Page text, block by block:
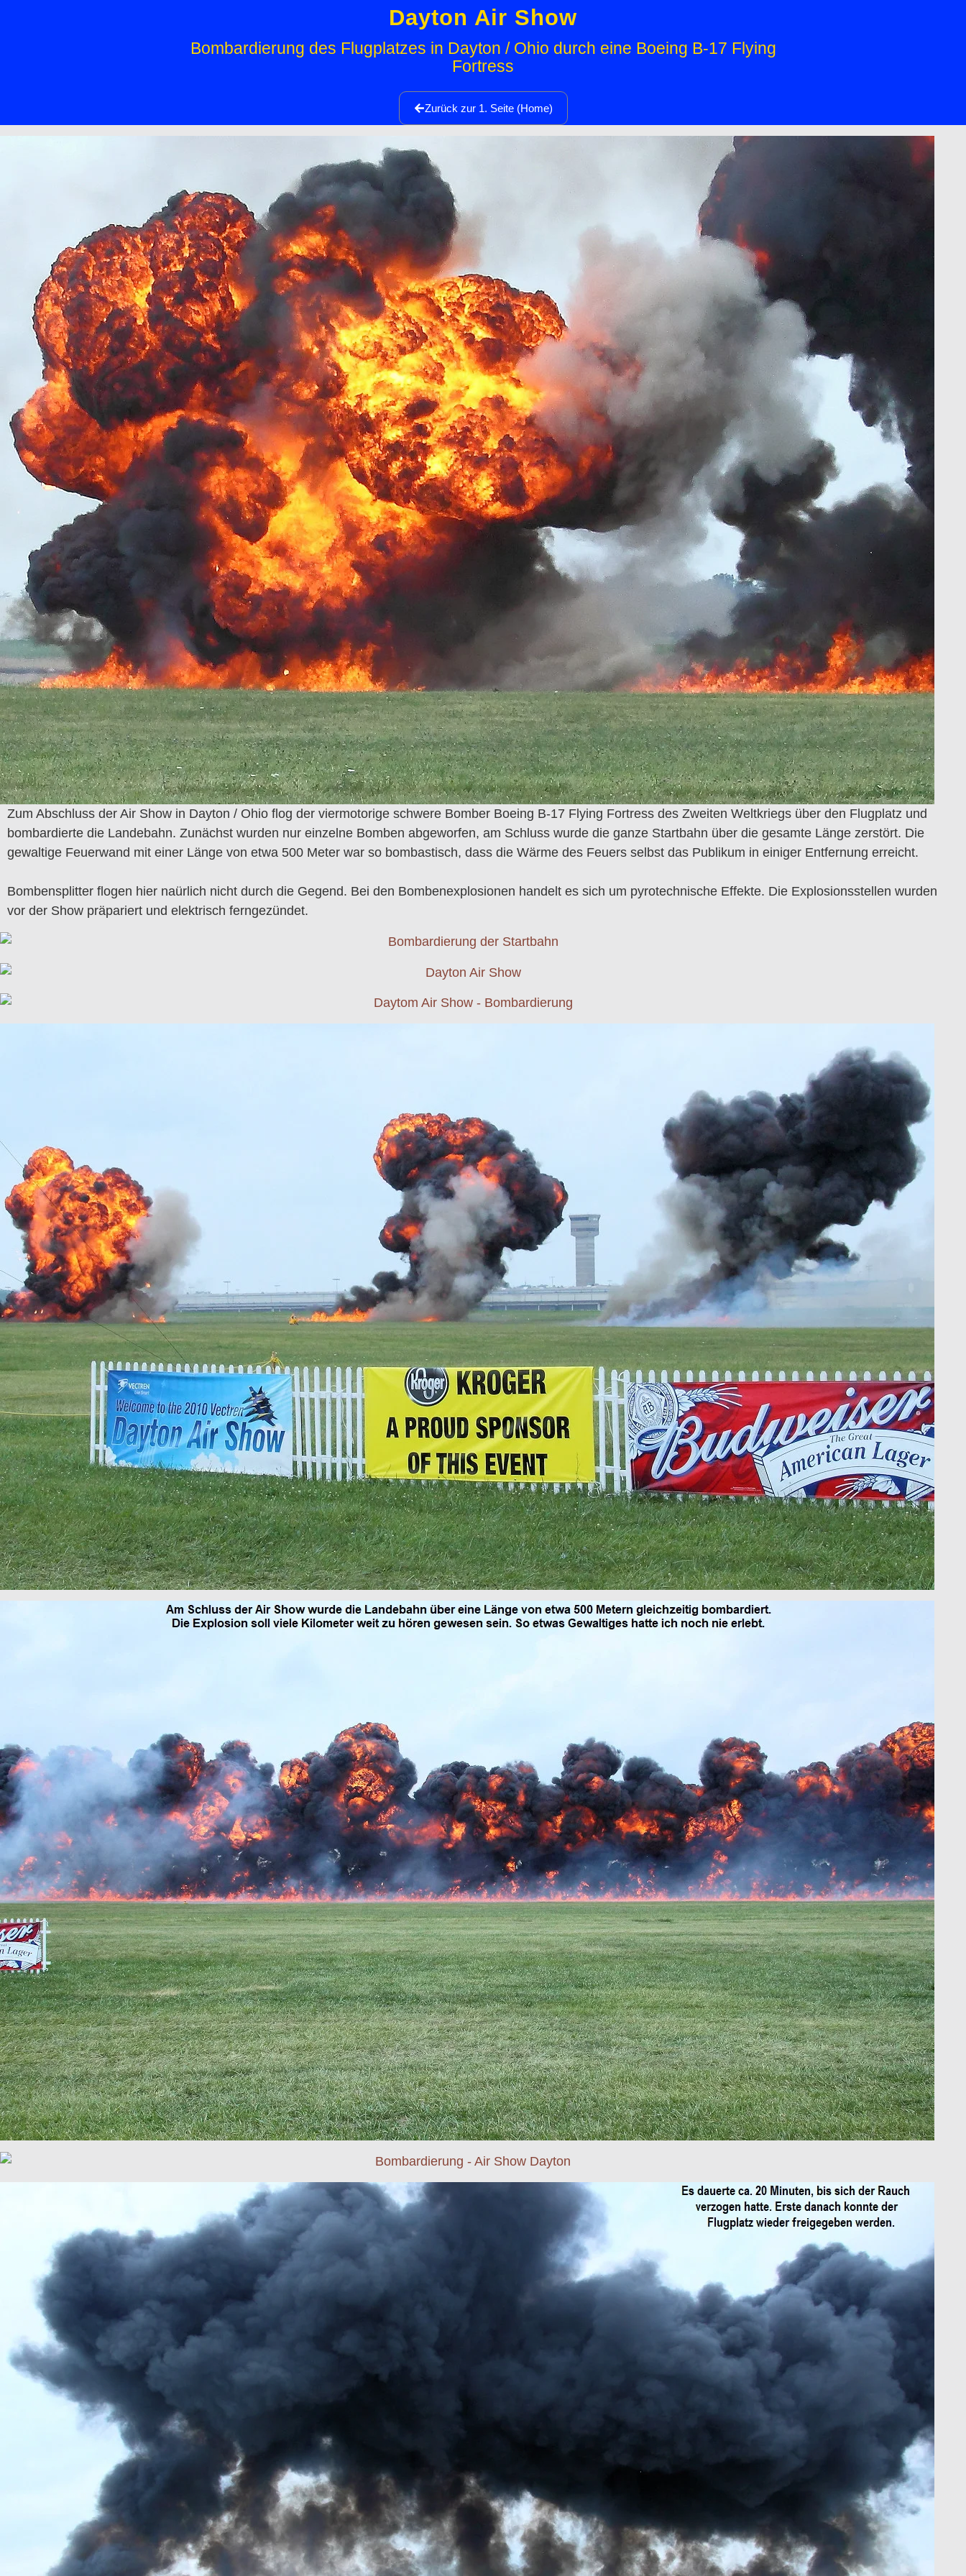
Dayton Air Show
Bombardierung des Flugplatzes in Dayton / Ohio durch eine Boeing B-17 Flying
Fortress
Zurück zur 1. Seite (Home)
Zum Abschluss der Air Show in Dayton / Ohio flog der viermotorige schwere Bomber Boeing B-17 Flying Fortress des Zweiten Weltkriegs über den Flugplatz und
bombardierte die Landebahn. Zunächst wurden nur einzelne Bomben abgeworfen, am Schluss wurde die ganze Startbahn über die gesamte Länge zerstört. Die
gewaltige Feuerwand mit einer Länge von etwa 500 Meter war so bombastisch, dass die Wärme des Feuers selbst das Publikum in einiger Entfernung erreicht.
Bombensplitter flogen hier naürlich nicht durch die Gegend. Bei den Bombenexplosionen handelt es sich um pyrotechnische Effekte. Die Explosionsstellen wurden
vor der Show präpariert und elektrisch ferngezündet.